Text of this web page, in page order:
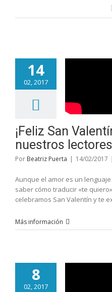
14
02, 2017
¡Feliz San
nuestros
Por Beatriz Puerta | 14/02/2017
Aunque el amor es un
saber cómo traducir «te
celebramos San Valentín y te
Más información
8
02, 2017